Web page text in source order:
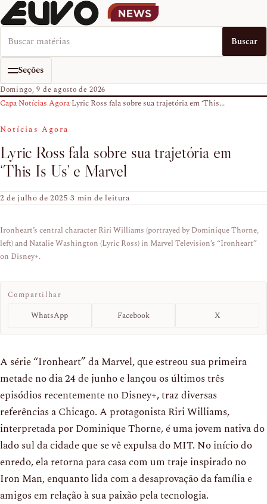
Buscar no EUVO News Buscar
Seções
Domingo, 9 de agosto de 2026
Capa›Notícias Agora›Lyric Ross fala sobre sua trajetória em ‘This...
Notícias Agora
Lyric Ross fala sobre sua trajetória em
‘This Is Us’ e Marvel
2 de julho de 2025·3 min de leitura
Ironheart’s central character Riri Williams (portrayed by Dominique Thorne,
left) and Natalie Washington (Lyric Ross) in Marvel Television’s “Ironheart”
on Disney+.
Compartilhar
WhatsApp Facebook X
A série “Ironheart” da Marvel, que estreou sua primeira
metade no dia 24 de junho e lançou os últimos três
episódios recentemente no Disney+, traz diversas
referências a Chicago. A protagonista Riri Williams,
interpretada por Dominique Thorne, é uma jovem nativa do
lado sul da cidade que se vê expulsa do MIT. No início do
enredo, ela retorna para casa com um traje inspirado no
Iron Man, enquanto lida com a desaprovação da família e
amigos em relação à sua paixão pela tecnologia.